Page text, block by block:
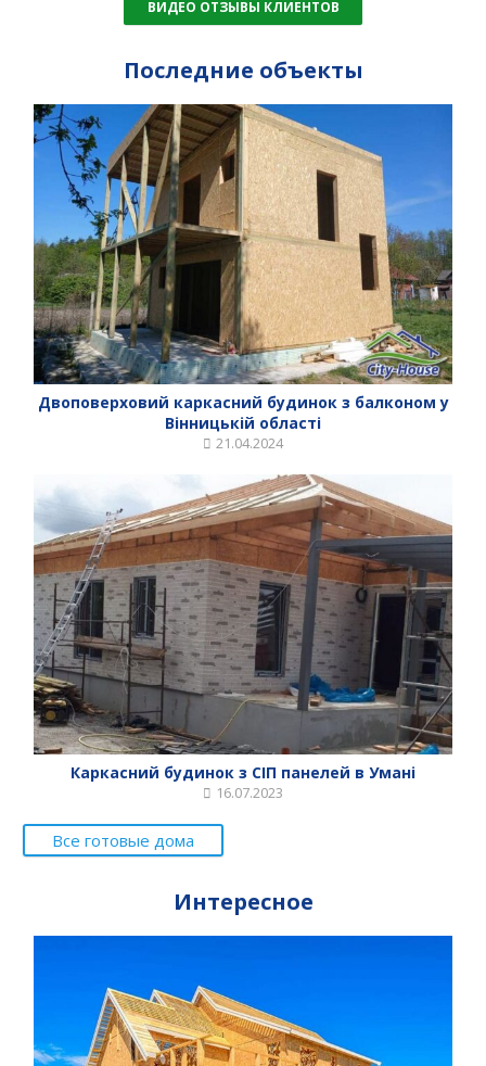
ВИДЕО ОТЗЫВЫ КЛИЕНТОВ
Последние объекты
Двоповерховий каркасний будинок з балконом у
Вінницькій області
21.04.2024
Каркасний будинок з СІП панелей в Умані
16.07.2023
Все готовые дома
Интересное